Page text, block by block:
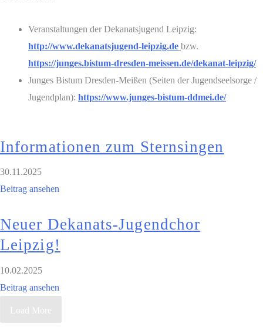
Ver­an­stal­tun­gen der Deka­nats­ju­gend Leip­zig:
http://www.dekanatsjugend-leipzig.de bzw.
https://junges.bistum-dresden-meissen.de/dekanat-leipzig/
Jun­ges Bis­tum Dres­den-Mei­ßen (Sei­ten der Jugend­seel­sor­ge /
Jugend­plan): https://www.junges-bistum-ddmei.de/
Infor­ma­tio­nen zum Sternsingen
30.11.2025
Bei­trag ansehen
Neu­er Deka­­nats-Jugend­­chor
Leipzig!
10.02.2025
Bei­trag ansehen
Load More